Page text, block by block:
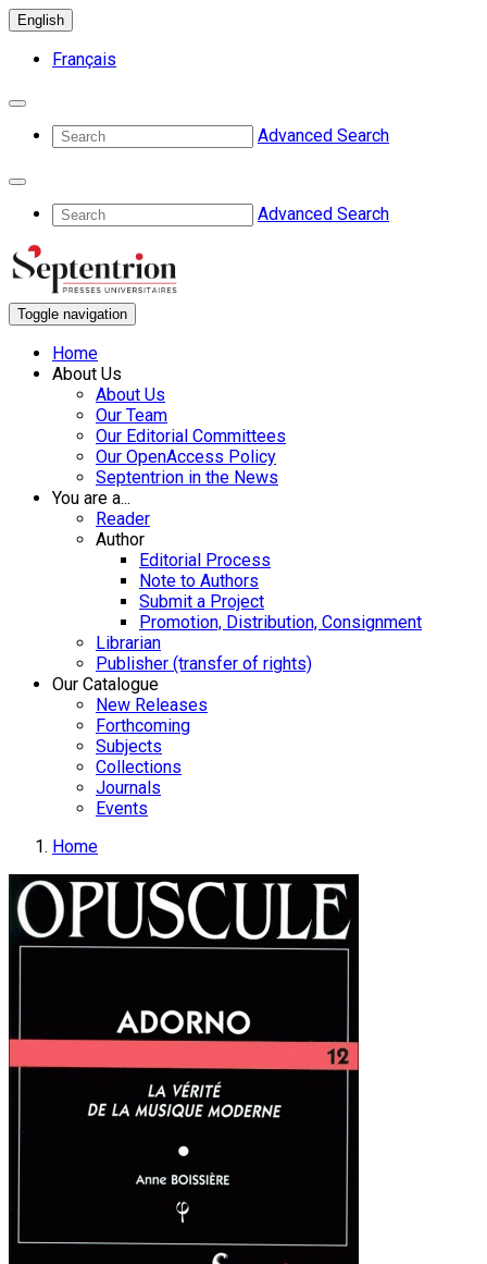
English
Français
Advanced Search
Advanced Search
Toggle navigation
Home
About Us
About Us
Our Team
Our Editorial Committees
Our OpenAccess Policy
Septentrion in the News
You are a...
Reader
Author
Editorial Process
Note to Authors
Submit a Project
Promotion, Distribution, Consignment
Librarian
Publisher (transfer of rights)
Our Catalogue
New Releases
Forthcoming
Subjects
Collections
Journals
Events
Home